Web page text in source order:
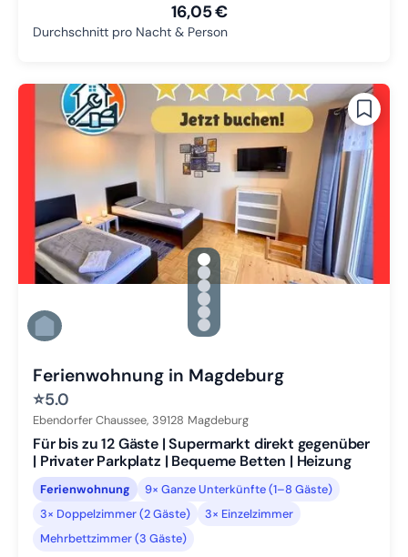
16,05 €
Durchschnitt pro Nacht & Person
gallery.slide_selector
Zu Slide 1 wechseln
Zu Slide 2 wechseln
Zu Slide 3 wechseln
Zu Slide 4 wechseln
Zu Slide 5 wechseln
Zu Slide 6 wechseln
Ferienwohnung in Magdeburg
⭐5.0
Ebendorfer Chaussee, 39128 Magdeburg
Für bis zu 12 Gäste | Supermarkt direkt gegenüber
| Privater Parkplatz | Bequeme Betten | Heizung
Ferienwohnung
9× Ganze Unterkünfte (1–8 Gäste)
3× Doppelzimmer (2 Gäste)
3× Einzelzimmer
Mehrbettzimmer (3 Gäste)